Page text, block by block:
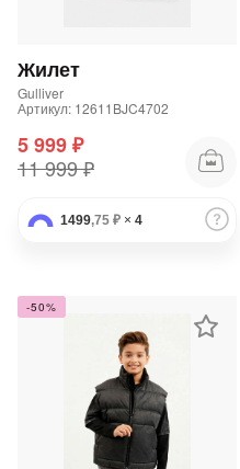
Жилет
Gulliver
Артикул: 12611BJC4702
5 999 ₽
11 999 ₽
1499,75 ₽ × 4
-50%
Оплачивайте
25
% картой
Получайте товар
75%
списываться
с
25%каждые 2